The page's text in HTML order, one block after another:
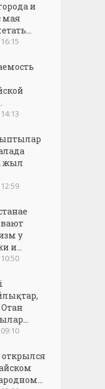
и
мая
жыл
у
и...
Отан
открылся